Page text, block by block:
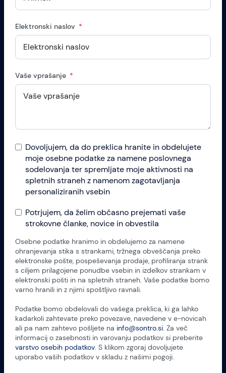
Elektronski naslov
Vaše vprašanje
Dovoljujem, da do preklica hranite in obdelujete
moje osebne podatke za namene poslovnega
sodelovanja ter spremljate moje aktivnosti na
spletnih straneh z namenom zagotavljanja
personaliziranih vsebin
Potrjujem, da želim občasno prejemati vaše
strokovne članke, novice in obvestila
Osebne podatke hranimo in obdelujemo za namene
ohranjevanja stika s strankami, tržnega obveščanja preko
elektronske pošte, pospeševanja prodaje, profiliranja strank
s ciljem prilagojene ponudbe vsebin in izdelkov strankam v
elektronski pošti in na spletnih straneh. Vaše podatke bomo
varno hranili in z njimi spoštljivo ravnali.
Podatke bomo obdelovali do vašega preklica, ki ga lahko
kadarkoli zahtevate preko povezave, navedene v e-novicah
ali pa nam zahtevo pošljete na info@sontro.si. Za več
informacij o zasebnosti in varovanju podatkov si preberite
varstvo osebih podatkov. S klikom zgoraj dovoljujete
uporabo vaših podatkov v skladu z našimi pogoji.